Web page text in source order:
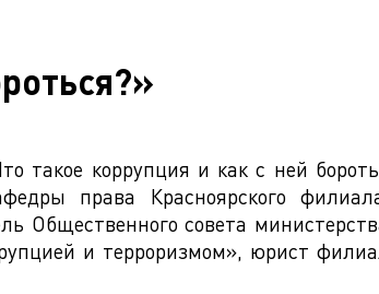
такое коррупция и как с ней
права Красноярского
Общественного совета
и терроризмом», юрист